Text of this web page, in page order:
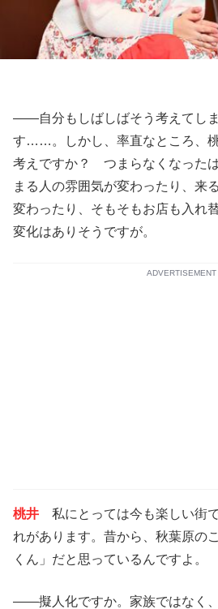
――自分もしばしばそう考えてし
す……。しかし、率直なところ、
考えですか？ つまらなくなった
まる人の雰囲気が変わったり、来
変わったり、そもそもお店も入れ
変化はありそうですが。
ADVERTISEMENT
桃井 私にとっては今も楽しい街
れがあります。昔から、秋葉原の
くん」だと思っているんですよ。
――擬人化ですか。家族ではなく、